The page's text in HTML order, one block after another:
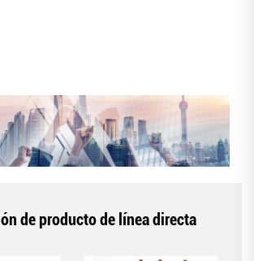
de producto de línea directa